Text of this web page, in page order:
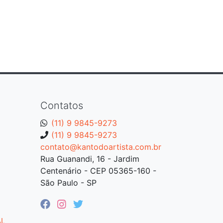
Contatos
(11) 9 9845-9273
(11) 9 9845-9273
contato@kantodoartista.com.br
Rua Guanandi, 16 - Jardim
Centenário - CEP 05365-160 -
São Paulo - SP